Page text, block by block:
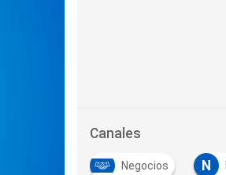
Canales
Negocios N